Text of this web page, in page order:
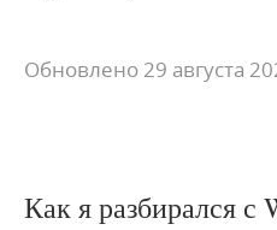
Обновлено 29 августа
Как я разбирался с